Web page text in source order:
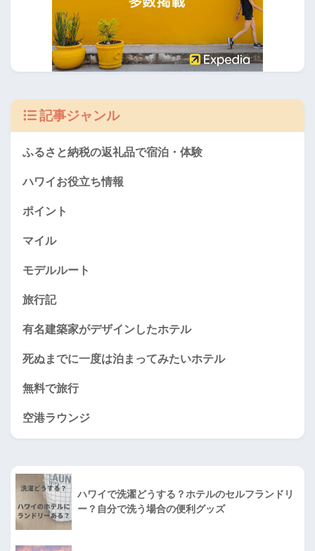
記事ジャンル
ふるさと納税の返礼品で宿泊・体験
ハワイお役立ち情報
ポイント
マイル
モデルルート
旅行記
有名建築家がデザインしたホテル
死ぬまでに一度は泊まってみたいホテル
無料で旅行
空港ラウンジ
ハワイで洗濯どうする？ホテルのセルフランドリ
ー？自分で洗う場合の便利グッズ